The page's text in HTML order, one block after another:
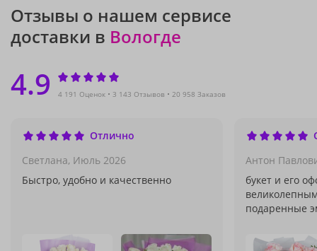
Отзывы о нашем сервисе
доставки в Вологде
4.9 4 191 Оценок 3 143 Отзывов 20 958 Заказов
Отлично
Светлана, Июль 2026
Быстро, удобно и качественно
Антон
букет и его
подаренные